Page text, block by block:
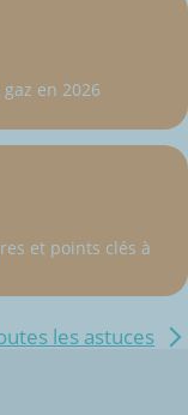
en 2026
et points clés à
les astuces